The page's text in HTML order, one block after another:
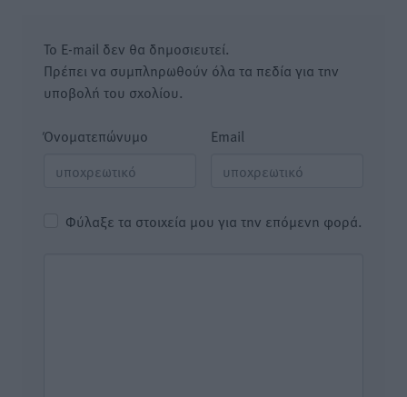
Το E-mail δεν θα δημοσιευτεί.
Πρέπει να συμπληρωθούν όλα τα πεδία για την
υποβολή του σχολίου.
Όνοματεπώνυμο Email
Φύλαξε τα στοιχεία μου για την επόμενη φορά.